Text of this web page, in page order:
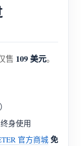
售 109 美元。
身使用
官方商城免